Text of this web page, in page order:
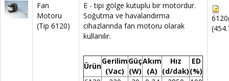
Fan
Motoru
(Tip 6120)
E - tipi gölge kutuplu bir motordur.
Soğutma ve havalandırma
cihazlarında fan motoru olarak
kullanılır.
Ürün
Gerilim
(Vac)
Güç
(W)
Akım
(A)
Hız
(d/dak)
ED
(%)